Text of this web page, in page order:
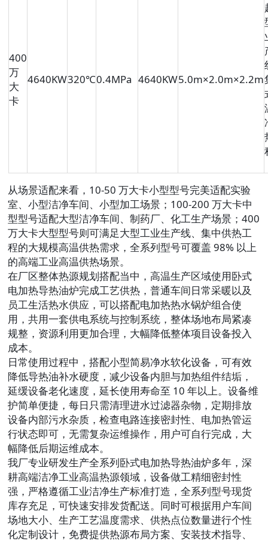
400
万
大
卡
4640KW320℃0.4MPa 4640KW5.0m×2.0m×2.2m
从场景适配来看，10-50 万大卡小型型号完美适配实验
室、小型洁净车间、小型加工场景；100-200 万大卡中
型型号适配大型洁净车间、制药厂、化工生产场景；400
万大卡大型型号则可满足大型工业生产线、集中供热工
程的大规模高温供热需求，全系列型号可覆盖 98% 以上
的高端工业高温供热场景。
在厂区整体热源规划搭配当中，高温生产区域使用卧式
电加热导热油炉完成工艺供热，普通车间日常采暖以及
员工生活热水供应，可以搭配电加热热水锅炉组合使
用，共用一套供电系统与控制系统，整体场地布局紧凑
规整，资源利用更加合理，大幅降低整体项目设备投入
成本。
日常使用过程中，搭配小型简易净水软化设备，可有效
降低导热油补水硬度，减少设备内胆与加热组件结垢，
延缓设备老化速度，延长使用寿命至 10 年以上。设备维
护简单便捷，每日只需清理进水过滤器杂物，定期排放
设备内部污水杂质，检查电路连接密封性、电加热管运
行状态即可，无需复杂运维操作，用户可自行完成，大
幅降低后期运维成本。
我厂专业研发生产全系列卧式电加热导热油炉多年，深
耕高端洁净工业高温热源领域，设备做工精细密封性
强，严格遵循工业洁净生产标准打造，全系列型号现货
库存充足，可快速安排发货配送。同时可根据用户车间
场地大小、生产工艺温度需求、供热点位数量进行个性
化定制设计，免费提供热源布局方案、安装技术指导、